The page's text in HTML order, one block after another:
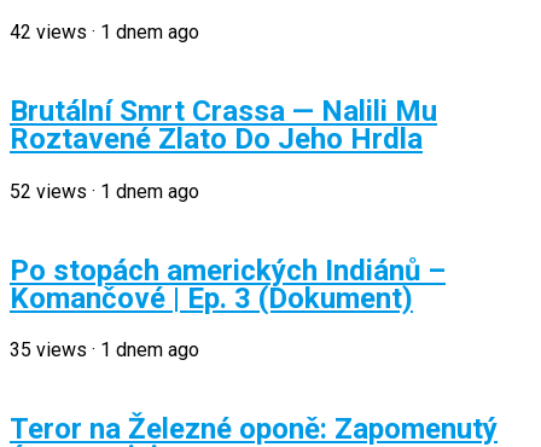
42 views · 1 dnem ago
Brutální Smrt Crassa — Nalili Mu
Roztavené Zlato Do Jeho Hrdla
52 views · 1 dnem ago
Po stopách amerických Indiánů –
Komančové | Ep. 3 (Dokument)
35 views · 1 dnem ago
Teror na Železné oponě: Zapomenutý